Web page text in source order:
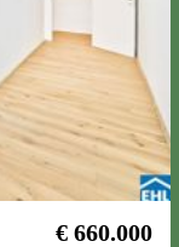
€ 660.000